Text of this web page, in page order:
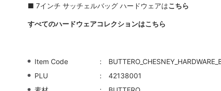
■ 7インチ サッチェルバッグ ハードウェアはこちら
すべてのハードウェアコレクションはこちら
Item Code
PLU
42138001